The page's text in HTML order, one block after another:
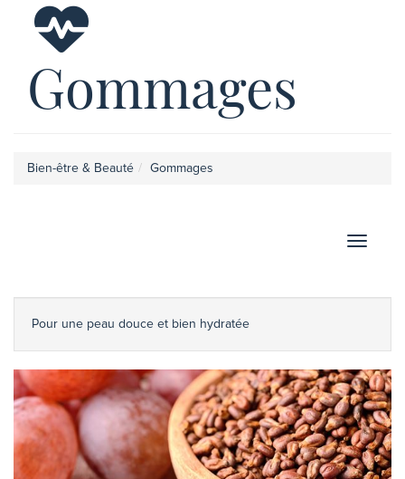
Gommages
Bien-être & Beauté Gommages
Pour une peau douce et bien hydratée